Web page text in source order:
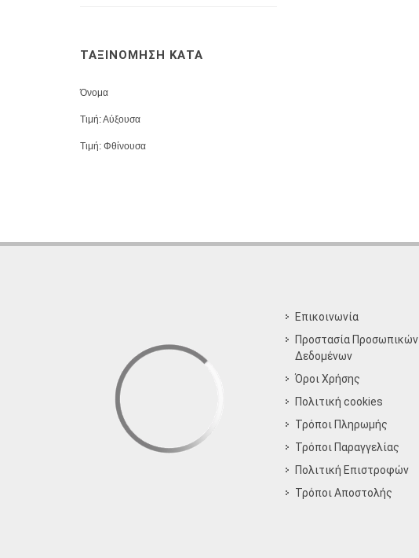
ΤΑΞΙΝΟΜΗΣΗ ΚΑΤΑ
Όνομα
Τιμή: Αύξουσα
Τιμή: Φθίνουσα
Επικοινωνία
Προστασία Προσωπικών
Δεδομένων
Όροι Χρήσης
Πολιτική cookies
Τρόποι Πληρωμής
Τρόποι Παραγγελίας
Πολιτική Επιστροφών
Τρόποι Aποστολής